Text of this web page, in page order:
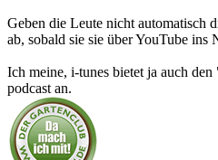
Geben die Leute nicht automatisch
ab, sobald sie sie über YouTube ins
Ich meine, i-tunes bietet ja auch
podcast an.